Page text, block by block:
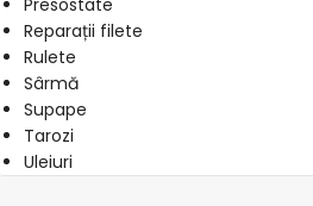
Reparații filete
Rulete
Sârmă
Supape
Tarozi
Uleiuri